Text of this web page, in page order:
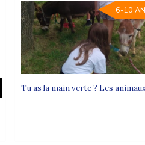
6-10
Tu as la main verte ? Les